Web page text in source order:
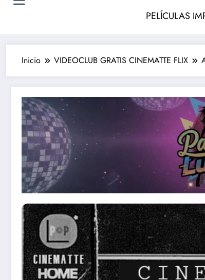
PELÍCULAS
Inicio VIDEOCLUB GRATIS CINEMATTE FLIX